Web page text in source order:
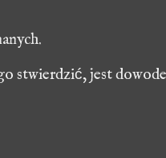
stwierdzić, jest